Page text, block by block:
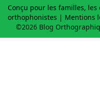
Conçu pour les familles,
orthophonistes | Mentions
©2026 Blog